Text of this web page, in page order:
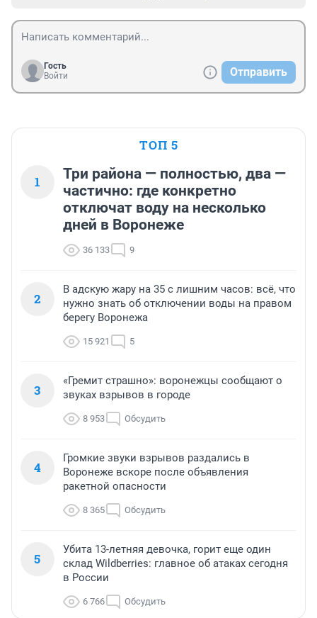
Гость
Войти
Отправить
ТОП 5
1
Три района — полностью, два —
частично: где конкретно
отключат воду на несколько
дней в Воронеже
36 133 9
2
В адскую жару на 35 с лишним часов: всё, что
нужно знать об отключении воды на правом
берегу Воронежа
15 921 5
3
«Гремит страшно»: воронежцы сообщают о
звуках взрывов в городе
8 953 Обсудить
4
Громкие звуки взрывов раздались в
Воронеже вскоре после объявления
ракетной опасности
8 365 Обсудить
5
Убита 13-летняя девочка, горит еще один
склад Wildberries: главное об атаках сегодня
в России
6 766 Обсудить